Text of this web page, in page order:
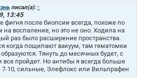
писал(а): ↑
13:45
фигня после биопсии всегда, похоже по
воспаление, но это не оно. Ходила на
раз было расширение пространства.
когда пощипают вакуум, там гематомки
Тянуть до месячных будет, с
пройдет. Но антибы я всегда больше
7-10, сильные, Элефлокс или Вильпрафен